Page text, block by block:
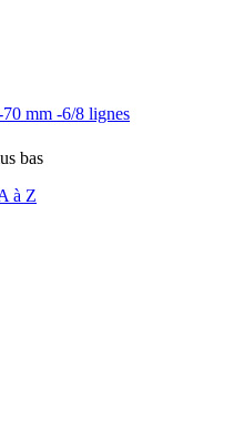
mm -6/8 lignes
bas
à Z